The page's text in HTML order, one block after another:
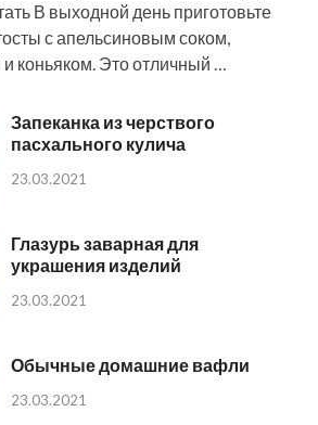
В выходной день приготовьте
с апельсиновым соком,
коньяком. Это отличный …
Запеканка из черствого
пасхального кулича
23.03.2021
Глазурь заварная для
украшения изделий
23.03.2021
Обычные домашние вафли
23.03.2021